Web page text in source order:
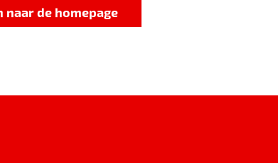
naar de homepage